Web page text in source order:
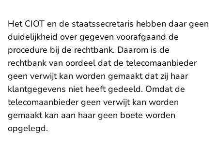
Het CIOT en de staatssecretaris hebben daar geen
duidelijkheid over gegeven voorafgaand de
procedure bij de rechtbank. Daarom is de
rechtbank van oordeel dat de telecomaanbieder
geen verwijt kan worden gemaakt dat zij haar
klantgegevens niet heeft gedeeld. Omdat de
telecomaanbieder geen verwijt kan worden
gemaakt kan aan haar geen boete worden
opgelegd.